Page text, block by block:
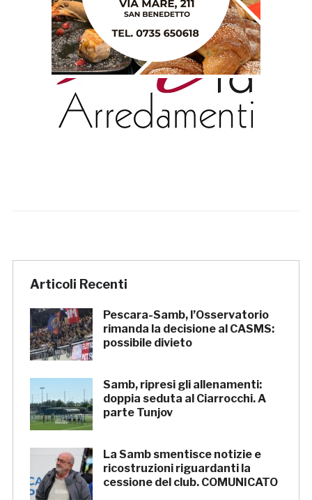
Articoli Recenti
Pescara-Samb, l’Osservatorio
rimanda la decisione al CASMS:
possibile divieto
Samb, ripresi gli allenamenti:
doppia seduta al Ciarrocchi. A
parte Tunjov
La Samb smentisce notizie e
ricostruzioni riguardanti la
cessione del club. COMUNICATO